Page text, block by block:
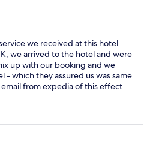
we received at this hotel.
we arrived to the hotel and were
up with our booking and we
- which they assured us was same
from expedia of this effect
the other hotel. We had just let
which we had to pay for.
from expedia so can only